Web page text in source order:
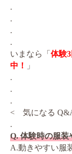
.
.
.
.
いまなら「 体験
中！
」
.
.
.
< 気になる
.
Q. 体験時の服装
A.動きやすい服